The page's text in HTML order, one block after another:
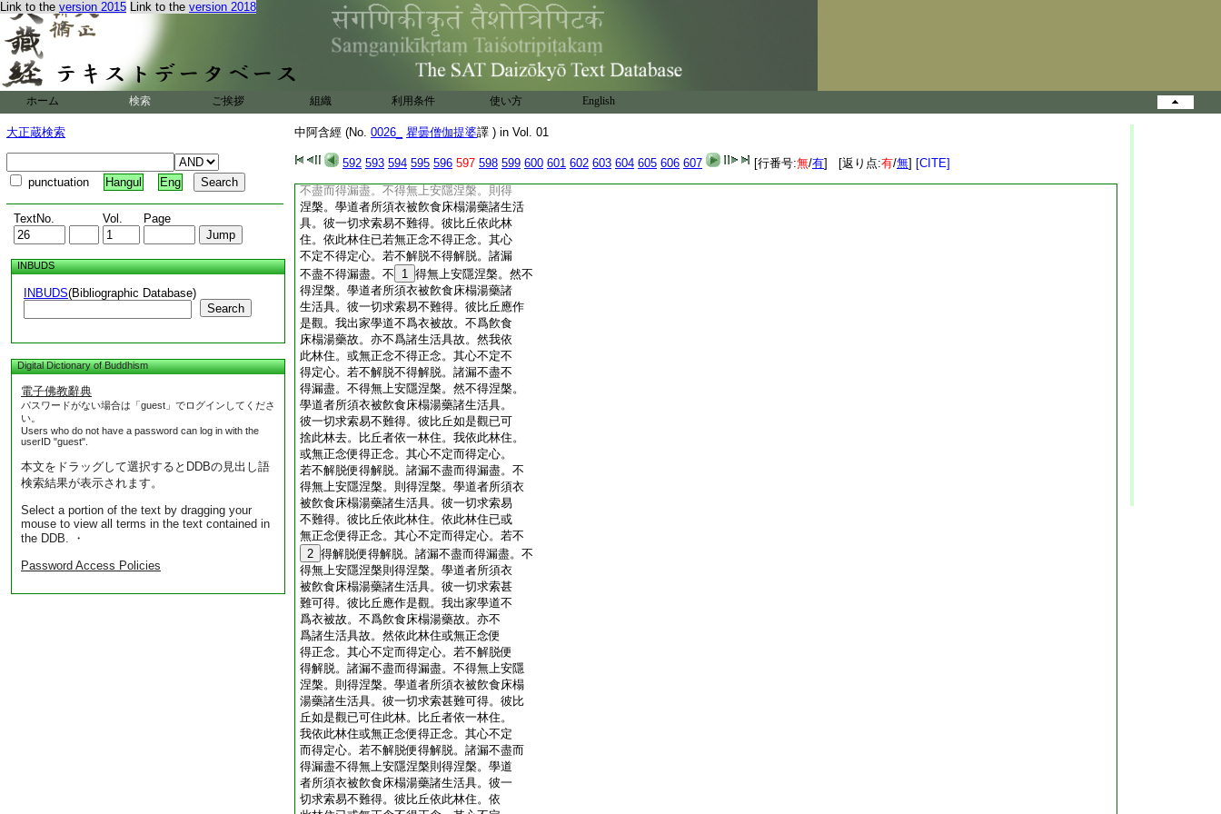
Link to the version 2015 Link to the version 2018
ホーム 検索 ご挨拶 組織 利用条件 使い方 English
大正蔵検索
punctuation Hangul Eng
TextNo. Vol. Page
INBUDS
INBUDS(Bibliographic Database)
Search
Digital Dictionary of Buddhism
電子佛教辭典
パスワードがない場合は「guest」でログインしてくださ
い。
Users who do not have a password can log in with the
userID "guest".
本文をドラッグして選択するとDDBの見出し語
検索結果が表示されます。
Select a portion of the text by dragging your
mouse to view all terms in the text contained in
the DDB. ・
Password Access Policies
中阿含經 (No. 0026_ 瞿曇僧伽提婆譯 ) in Vol. 01
592 593 594 595 596 597 598 599 600 601 602 603 604 605 606 607 [行番号:無/有] [返り点:有/無] [CITE]
中阿含經卷第二十七
東晉罽賓三藏瞿曇僧伽提婆譯
林品第 13 五 經
14 第二小土城誦
二林･觀心二 達･奴波･法本
(一〇七) 中阿含林品 17
經第一
我聞如是。一時佛遊舍衞國在勝林給孤
獨園。爾時世尊告諸比丘。比丘者依一林
住。我依此林住。或無正念便得正念。其心
不盡而得漏盡。不得無上安隱涅槃。則得
涅槃。學道者所須衣被飮食床榻湯藥諸生活
具。彼一切求索易不難得。彼比丘依此林
住。依此林住已若無正念不得正念。其心
不定不得定心。若不解脱不得解脱。諸漏
不盡不得漏盡。不
1 得無上安隱涅槃。然不
得涅槃。學道者所須衣被飮食床榻湯藥諸
生活具。彼一切求索易不難得。彼比丘應作
是觀。我出家學道不爲衣被故。不爲飮食
床榻湯藥故。亦不爲諸生活具故。然我依
此林住。或無正念不得正念。其心不定不
得定心。若不解脱不得解脱。諸漏不盡不
得漏盡。不得無上安隱涅槃。然不得涅槃。
學道者所須衣被飮食床榻湯藥諸生活具。
彼一切求索易不難得。彼比丘如是觀已可
捨此林去。比丘者依一林住。我依此林住。
或無正念便得正念。其心不定而得定心。
若不解脱便得解脱。諸漏不盡而得漏盡。不
得無上安隱涅槃。則得涅槃。學道者所須衣
被飮食床榻湯藥諸生活具。彼一切求索易
不難得。彼比丘依此林住。依此林住已或
無正念便得正念。其心不定而得定心。若不
2 得解脱便得解脱。諸漏不盡而得漏盡。不
得無上安隱涅槃則得涅槃。學道者所須衣
被飮食床榻湯藥諸生活具。彼一切求索甚
難可得。彼比丘應作是觀。我出家學道不
爲衣被故。不爲飮食床榻湯藥故。亦不
爲諸生活具故。然依此林住或無正念便
得正念。其心不定而得定心。若不解脱便
得解脱。諸漏不盡而得漏盡。不得無上安隱
涅槃。則得涅槃。學道者所須衣被飮食床榻
湯藥諸生活具。彼一切求索甚難可得。彼比
丘如是觀已可住此林。比丘者依一林住。
我依此林住或無正念便得正念。其心不定
而得定心。若不解脱便得解脱。諸漏不盡而
得漏盡不得無上安隱涅槃則得涅槃。學道
者所須衣被飮食床榻湯藥諸生活具。彼一
切求索易不難得。彼比丘依此林住。依